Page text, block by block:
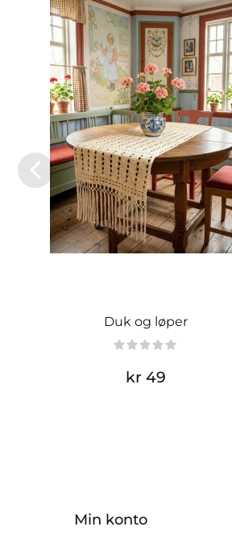
Duk og løper
kr 49
Min konto